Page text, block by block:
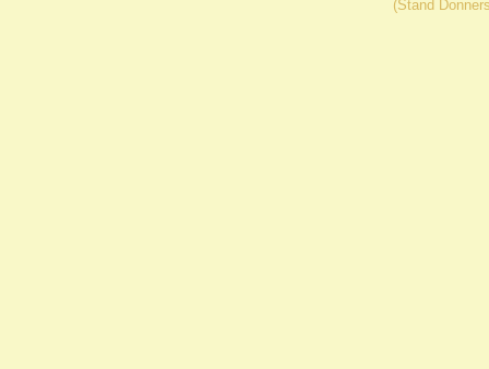
(Stand